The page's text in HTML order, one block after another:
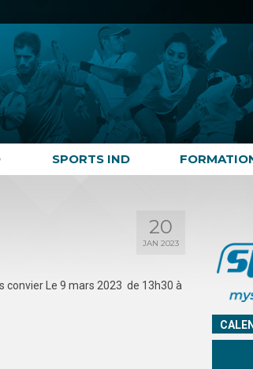
SPORTS IND
20
JAN 2023
convier Le 9 mars 2023 de 13h30 à